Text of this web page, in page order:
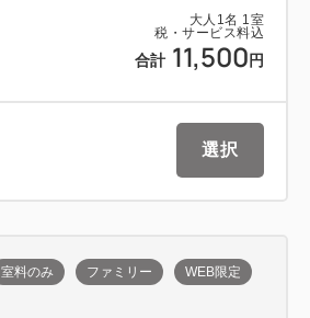
大人 1 名 1 室
税・サービス料込
合計 11,500 円
選択
室料のみ ファミリー WEB限定